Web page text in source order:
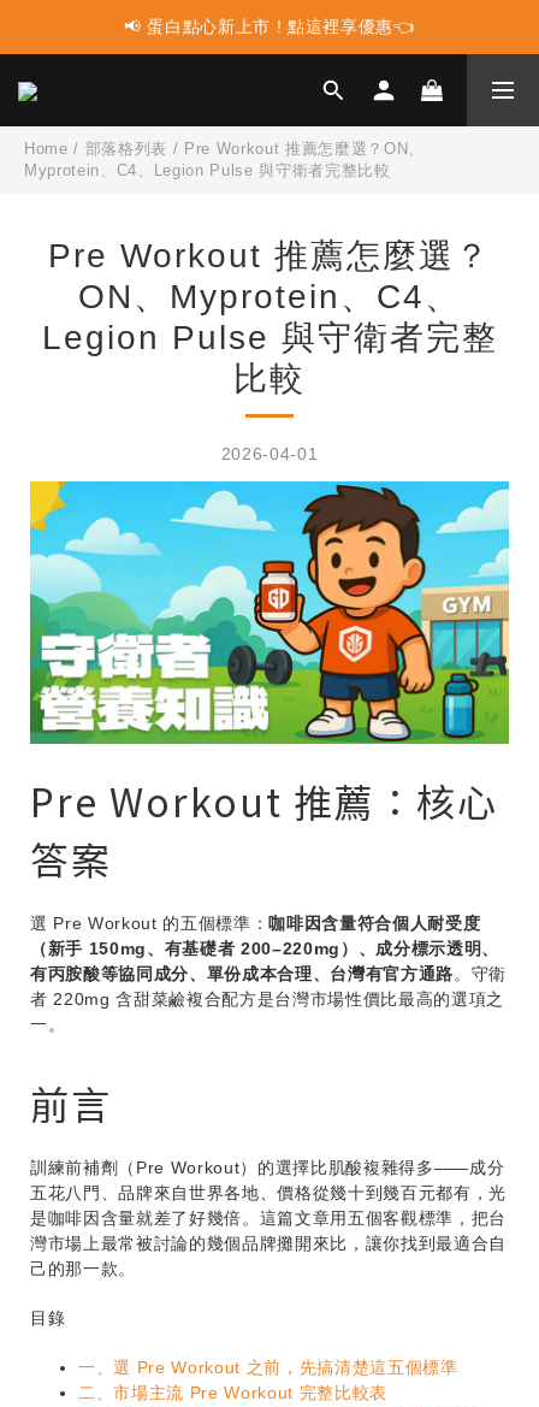
📢 蛋白點心新上市 ! 點這裡享優惠👈
📢 蛋白點心新上市 ! 點這裡享優惠👈
📢 多件組合任選2件再享9折優惠🤩最高可省$3000元！
Home / 部落格列表 / Pre Workout 推薦怎麼選？ON、
Myprotein、C4、Legion Pulse 與守衛者完整比較
Pre Workout 推薦怎麼選？
ON、Myprotein、C4、
Legion Pulse 與守衛者完整
比較
2026-04-01
Pre Workout 推薦：核心
答案
選 Pre Workout 的五個標準： 咖啡因含量符合個人耐受度
（新手 150mg、有基礎者 200–220mg）、成分標示透明、
有丙胺酸等協同成分、單份成本合理、台灣有官方通路。守衛
者 220mg 含甜菜鹼複合配方是台灣市場性價比最高的選項之
一。
前言
訓練前補劑（Pre Workout）的選擇比肌酸複雜得多——成分
五花八門、品牌來自世界各地、價格從幾十到幾百元都有，光
是咖啡因含量就差了好幾倍。這篇文章用五個客觀標準，把台
灣市場上最常被討論的幾個品牌攤開來比，讓你找到最適合自
己的那一款。
目錄
一、選 Pre Workout 之前，先搞清楚這五個標準
二、市場主流 Pre Workout 完整比較表